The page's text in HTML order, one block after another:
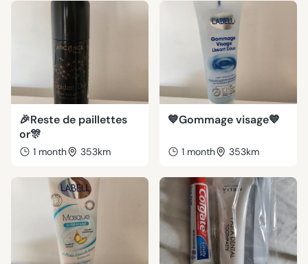
🎉Reste de paillettes
or🎊
1 month 353km
💙Gommage visage💙
1 month 353km